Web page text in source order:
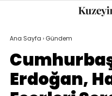
VİDEO
GÜNDEM
Ana Sayfa ›Gündem
Erdoğan,